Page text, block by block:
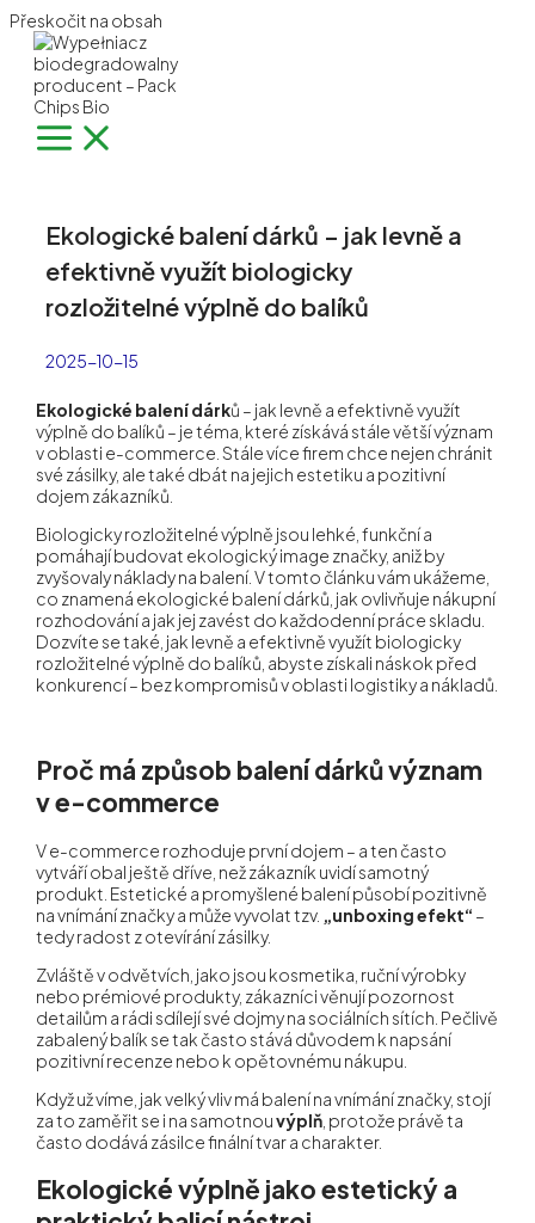
Přeskočit na obsah
Ekologické balení dárků – jak levně a
efektivně využít biologicky
rozložitelné výplně do balíků
2025-10-15
Ekologické balení dárků – jak levně a efektivně využít
výplně do balíků – je téma, které získává stále větší význam
v oblasti e-commerce. Stále více firem chce nejen chránit
své zásilky, ale také dbát na jejich estetiku a pozitivní
dojem zákazníků.
Biologicky rozložitelné výplně jsou lehké, funkční a
pomáhají budovat ekologický image značky, aniž by
zvyšovaly náklady na balení. V tomto článku vám ukážeme,
co znamená ekologické balení dárků, jak ovlivňuje nákupní
rozhodování a jak jej zavést do každodenní práce skladu.
Dozvíte se také, jak levně a efektivně využít biologicky
rozložitelné výplně do balíků, abyste získali náskok před
konkurencí – bez kompromisů v oblasti logistiky a nákladů.
Proč má způsob balení dárků význam
v e-commerce
V e-commerce rozhoduje první dojem – a ten často
vytváří obal ještě dříve, než zákazník uvidí samotný
produkt. Estetické a promyšlené balení působí pozitivně
na vnímání značky a může vyvolat tzv. „unboxing efekt“ –
tedy radost z otevírání zásilky.
Zvláště v odvětvích, jako jsou kosmetika, ruční výrobky
nebo prémiové produkty, zákazníci věnují pozornost
detailům a rádi sdílejí své dojmy na sociálních sítích. Pečlivě
zabalený balík se tak často stává důvodem k napsání
pozitivní recenze nebo k opětovnému nákupu.
Když už víme, jak velký vliv má balení na vnímání značky, stojí
za to zaměřit se i na samotnouvýplň, protože právě ta
často dodává zásilce finální tvar a charakter.
Ekologické výplně jako estetický a